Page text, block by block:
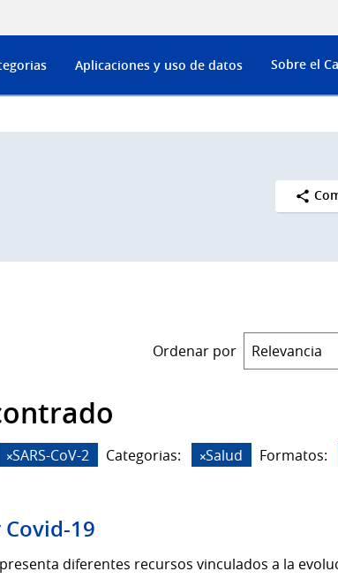
Aplicaciones y uso de datos Sobre el
Ordenar por
SARS-CoV-2 Categorias: Salud Formatos:
19
diferentes recursos vinculados a la